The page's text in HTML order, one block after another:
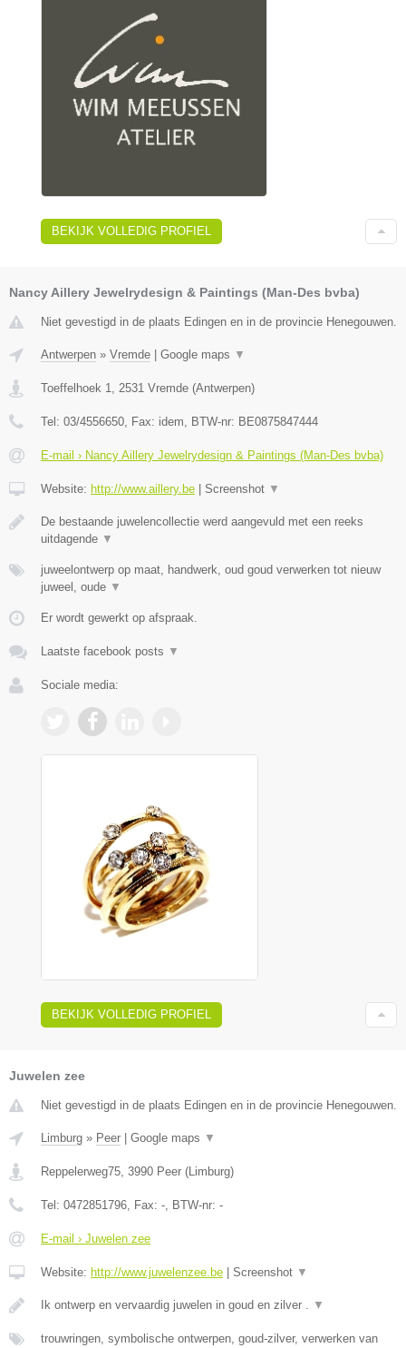
BEKIJK VOLLEDIG PROFIEL
Nancy Aillery Jewelrydesign & Paintings (Man-Des bvba)
Niet gevestigd in de plaats Edingen en in de provincie Henegouwen.
Antwerpen » Vremde | Google maps ▼
Toeffelhoek 1 2531 Vremde (Antwerpen)
Tel: 03/4556650 , Fax: idem , BTW-nr: BE0875847444
E-mail › Nancy Aillery Jewelrydesign & Paintings (Man-Des bvba)
Website: http://www.aillery.be | Screenshot ▼
De bestaande juwelencollectie werd aangevuld met een reeks
uitdagende ▼
juweelontwerp op maat, handwerk, oud goud verwerken tot nieuw
juweel, oude ▼
Er wordt gewerkt op afspraak.
Laatste facebook posts ▼
Sociale media:
BEKIJK VOLLEDIG PROFIEL
Juwelen zee
Niet gevestigd in de plaats Edingen en in de provincie Henegouwen.
Limburg » Peer Google maps ▼
Reppelerweg75, 3990 Peer (Limburg)
Tel: 0472851796, Fax: -, BTW-nr: -
E-mail › Juwelen zee
Website: http://www.juwelenzee.be Screenshot ▼
Ik ontwerp en vervaardig juwelen in goud en zilver . ▼
trouwringen, symbolische ontwerpen, goud-zilver, verwerken van